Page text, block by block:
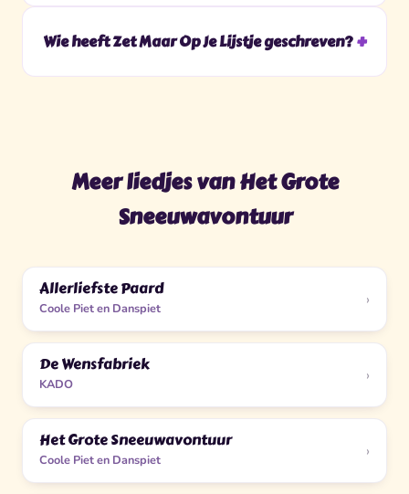
Wie heeft Zet Maar Op Je Lijstje geschreven?
Meer liedjes van Het Grote
Sneeuwavontuur
Allerliefste Paard
Coole Piet en Danspiet ›
De Wensfabriek
KADO ›
Het Grote Sneeuwavontuur
Coole Piet en Danspiet ›